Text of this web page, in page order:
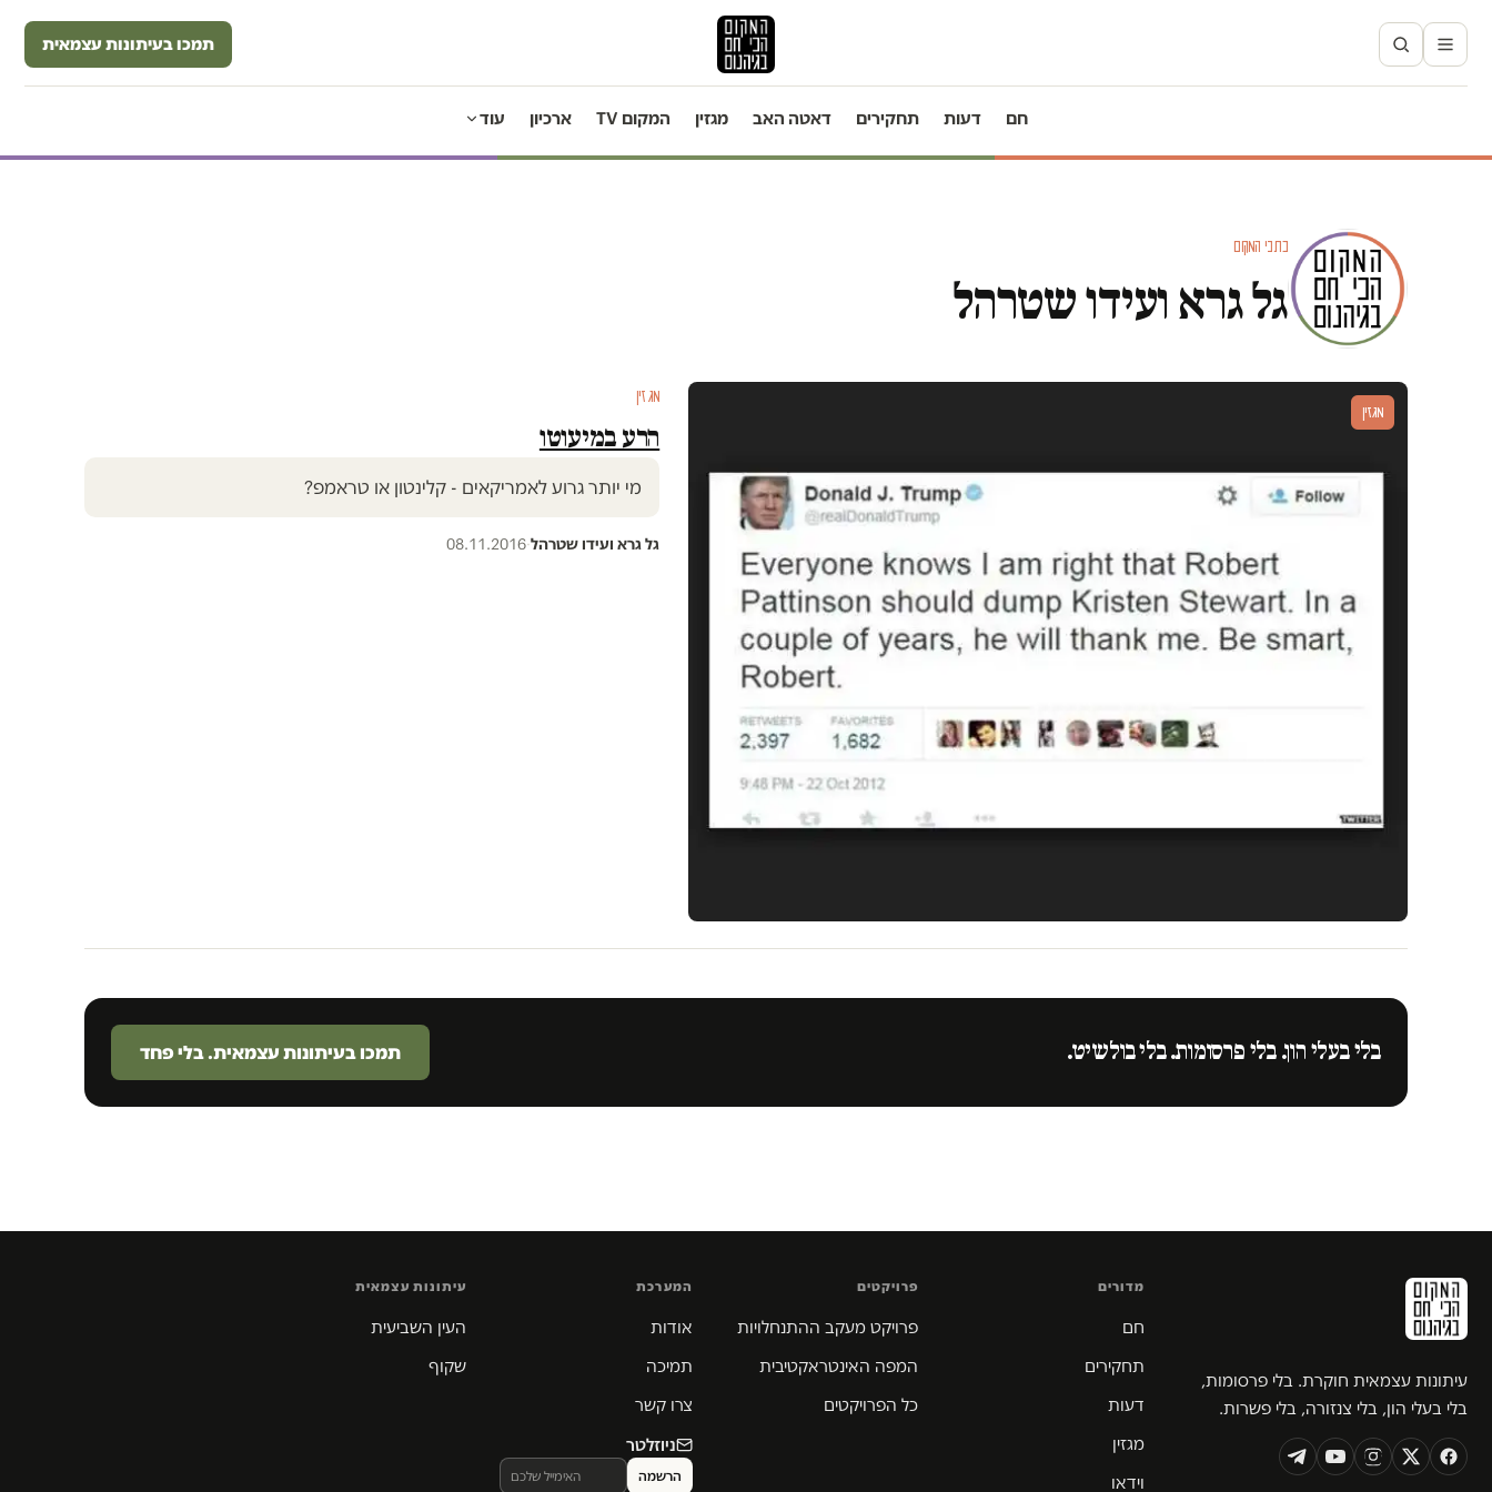
תמכו בעיתונות עצמאית
חם דעות תחקירים דאטה האב מגזין המקום TV ארכיון עוד
כתבי המקום
גל גרא ועידו שטרהל
מגזין
מגזין
הרע במיעוטו
מי יותר גרוע לאמריקאים - קלינטון או טראמפ?
גל גרא ועידו שטרהל·
08.11.2016
בלי בעלי הון. בלי פרסומות. בלי בולשיט. תמכו בעיתונות עצמאית. בלי פחד
עיתונות עצמאית חוקרת. בלי פרסומות,
בלי בעלי הון, בלי צנזורה, בלי פשרות.
מדורים
חם
תחקירים
דעות
מגזין
וידאו
פרויקטים
פרויקט מעקב ההתנחלויות
המפה האינטראקטיבית
כל הפרויקטים
המערכת
אודות
תמיכה
צרו קשר
ניוזלטר
עיתונות עצמאית
העין השביעית
שקוף